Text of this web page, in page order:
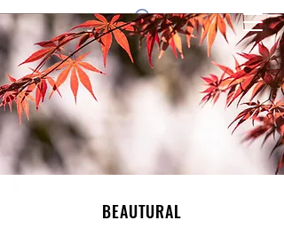
1 by one bros
BEAUTURAL